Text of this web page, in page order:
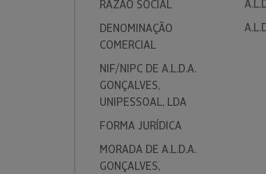
RAZÃO SOCIAL
DENOMINAÇÃO
COMERCIAL
NIF/NIPC DE A.L.D.A.
GONÇALVES,
UNIPESSOAL, LDA
FORMA JURÍDICA
MORADA DE A.L.D.A.
GONÇALVES,